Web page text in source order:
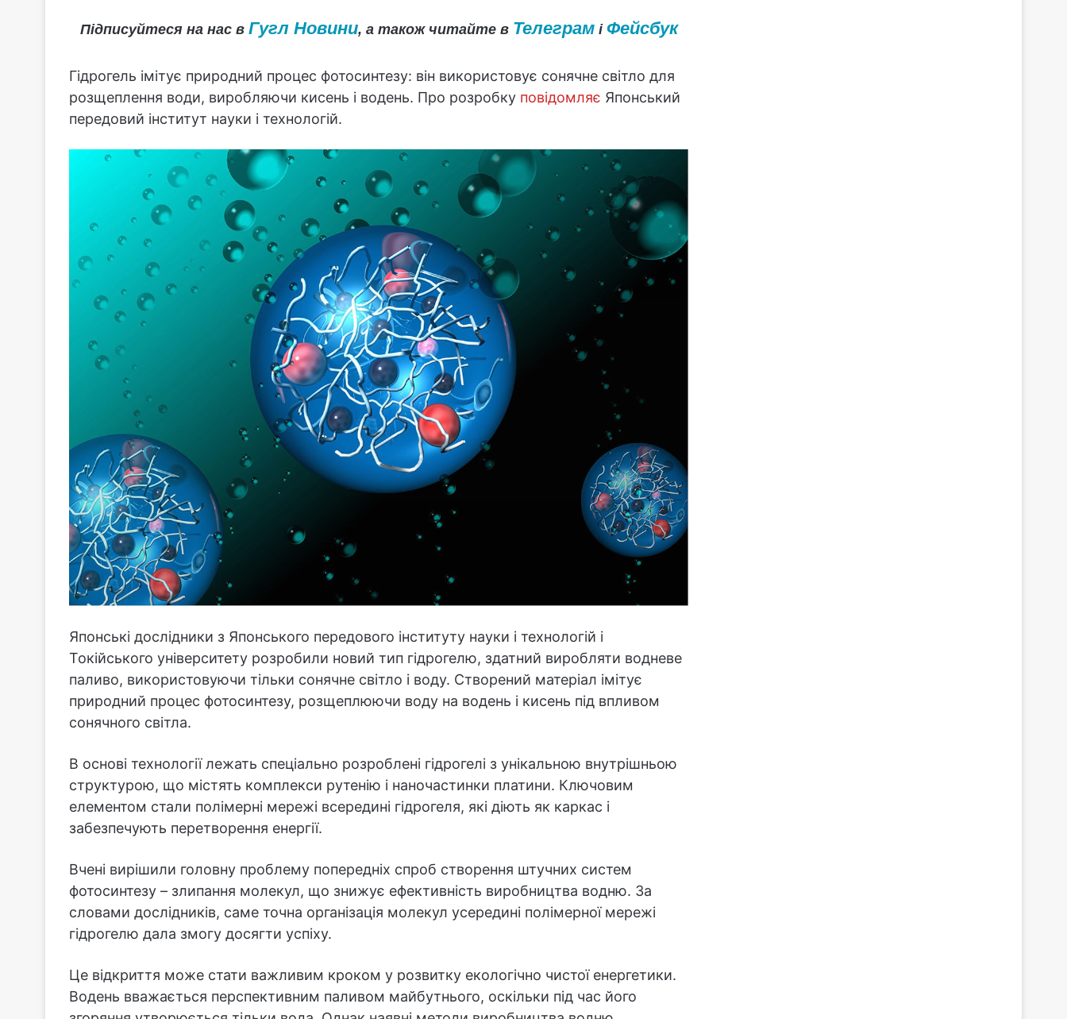
Підписуйтеся на нас в Гугл Новини, а також читайте в Телеграмі Фейсбук
Гідрогель імітує природний процес фотосинтезу: він використовує сонячне світло для
розщеплення води, виробляючи кисень і водень. Про розробку повідомляє Японський
передовий інститут науки і технологій.
Японські дослідники з Японського передового інституту науки і технологій і
Токійського університету розробили новий тип гідрогелю, здатний виробляти водневе
паливо, використовуючи тільки сонячне світло і воду. Створений матеріал імітує
природний процес фотосинтезу, розщеплюючи воду на водень і кисень під впливом
сонячного світла.
В основі технології лежать спеціально розроблені гідрогелі з унікальною внутрішньою
структурою, що містять комплекси рутенію і наночастинки платини. Ключовим
елементом стали полімерні мережі всередині гідрогеля, які діють як каркас і
забезпечують перетворення енергії.
Вчені вирішили головну проблему попередніх спроб створення штучних систем
фотосинтезу – злипання молекул, що знижує ефективність виробництва водню. За
словами дослідників, саме точна організація молекул усередині полімерної мережі
гідрогелю дала змогу досягти успіху.
Це відкриття може стати важливим кроком у розвитку екологічно чистої енергетики.
Водень вважається перспективним паливом майбутнього, оскільки під час його